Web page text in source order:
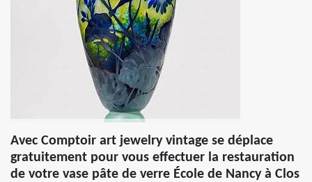
Avec Comptoir art jewelry vintage se déplace
gratuitement pour vous effectuer la restauration
de votre vase pâte de verre École de Nancy à Clos